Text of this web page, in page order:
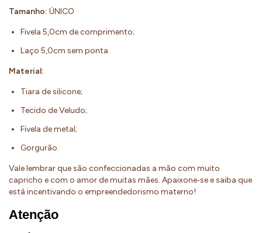
Tamanho: ÚNICO
Fivela 5,0cm de comprimento;
Laço 5,0cm sem ponta.
Material:
Tiara de silicone;
Tecido de Veludo;
Fivela de metal;
Gorgurão.
Vale lembrar que são confeccionadas a mão com muito
capricho e com o amor de muitas mães. Apaixone‐se e saiba que
está incentivando o empreendedorismo materno!
Atenção